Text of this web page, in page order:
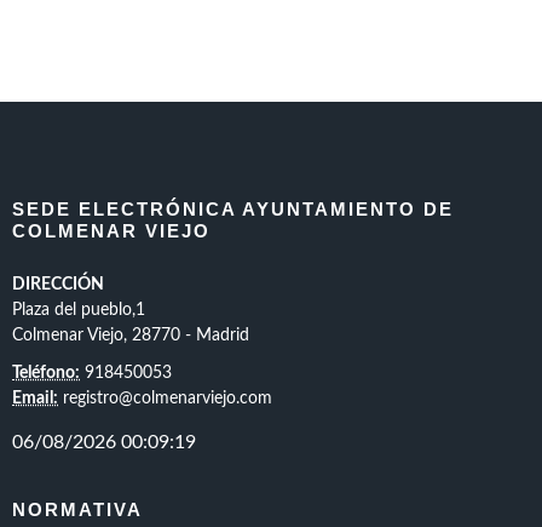
SEDE ELECTRÓNICA AYUNTAMIENTO DE
COLMENAR VIEJO
DIRECCIÓN
Plaza del pueblo,1
Colmenar Viejo, 28770 - Madrid
Teléfono: 918450053
Email: registro@colmenarviejo.com
NORMATIVA